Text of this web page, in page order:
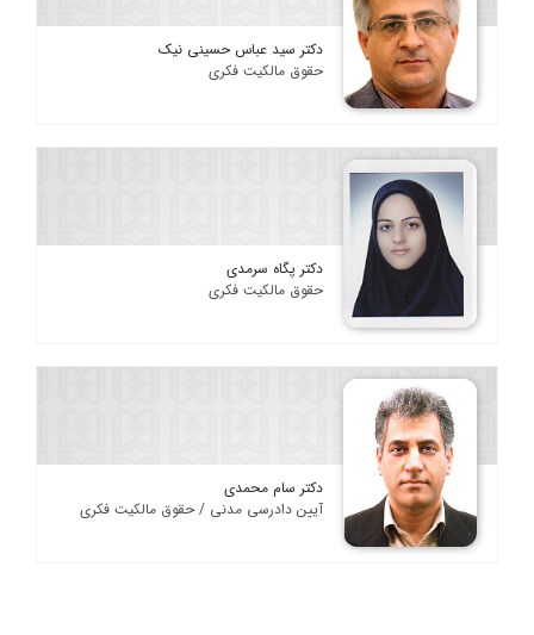
دکتر سید عباس حسینی نیک
حقوق مالکیت فکری
دکتر پگاه سرمدی
حقوق مالکیت فکری
دکتر سام محمدی
آیین دادرسی مدنی / حقوق مالکیت فکری